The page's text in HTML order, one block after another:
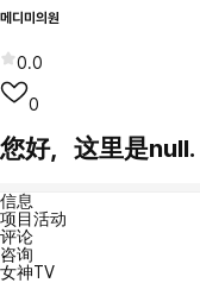
메디미의원
0.0
0
您好，这里是null.
信息
项目活动
评论
咨询
女神TV